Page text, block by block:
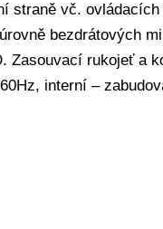
straně vč.
bezdrátových
Zasouvací rukojeť a
interní –